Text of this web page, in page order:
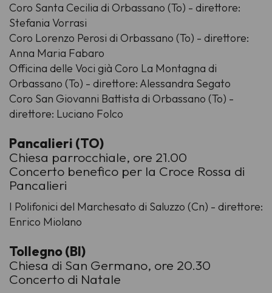
Coro Santa Cecilia di Orbassano (To) - direttore:
Stefania Vorrasi
Coro Lorenzo Perosi di Orbassano (To) - direttore:
Anna Maria Fabaro
Officina delle Voci già Coro La Montagna di
Orbassano (To) - direttore: Alessandra Segato
Coro San Giovanni Battista di Orbassano (To) -
direttore: Luciano Folco
Pancalieri (TO)
Chiesa parrocchiale, ore 21.00
Concerto benefico per la Croce Rossa di
Pancalieri
I Polifonici del Marchesato di Saluzzo (Cn) - direttore:
Enrico Miolano
Tollegno (BI)
Chiesa di San Germano, ore 20.30
Concerto di Natale